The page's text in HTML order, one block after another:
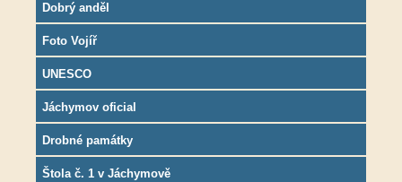
Dobrý anděl
Foto Vojíř
UNESCO
Jáchymov oficial
Drobné památky
Štola č. 1 v Jáchymově